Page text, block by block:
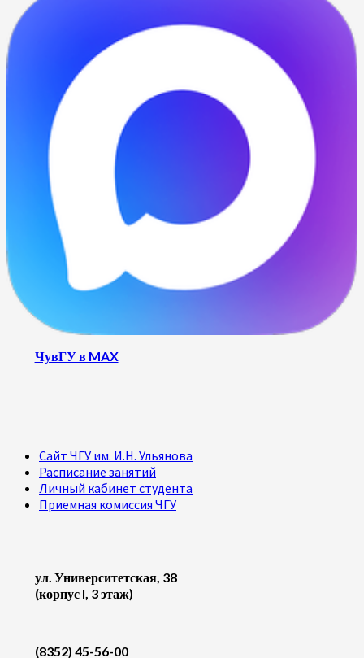
ЧувГУ в MAX
Сайт ЧГУ им. И.Н. Ульянова
Расписание занятий
Личный кабинет студента
Приемная комиссия ЧГУ
ул. Университетская, 38
(корпус I, 3 этаж)
(8352) 45-56-00